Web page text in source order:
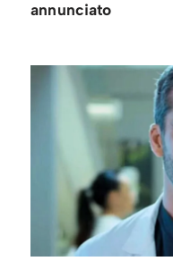
annunciato